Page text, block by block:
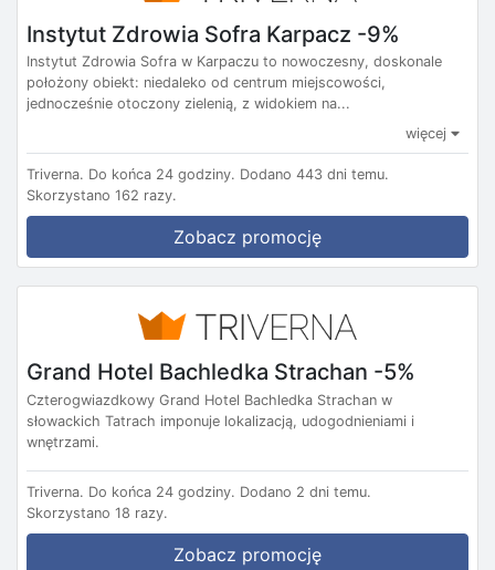
Instytut Zdrowia Sofra Karpacz -9%
Instytut Zdrowia Sofra w Karpaczu to nowoczesny, doskonale
położony obiekt: niedaleko od centrum miejscowości,
jednocześnie otoczony zielenią, z widokiem na...
więcej
Triverna. Do końca 24 godziny. Dodano 443 dni temu.
Skorzystano 162 razy.
Zobacz promocję
Grand Hotel Bachledka Strachan -5%
Czterogwiazdkowy Grand Hotel Bachledka Strachan w
słowackich Tatrach imponuje lokalizacją, udogodnieniami i
wnętrzami.
Triverna. Do końca 24 godziny. Dodano 2 dni temu.
Skorzystano 18 razy.
Zobacz promocję